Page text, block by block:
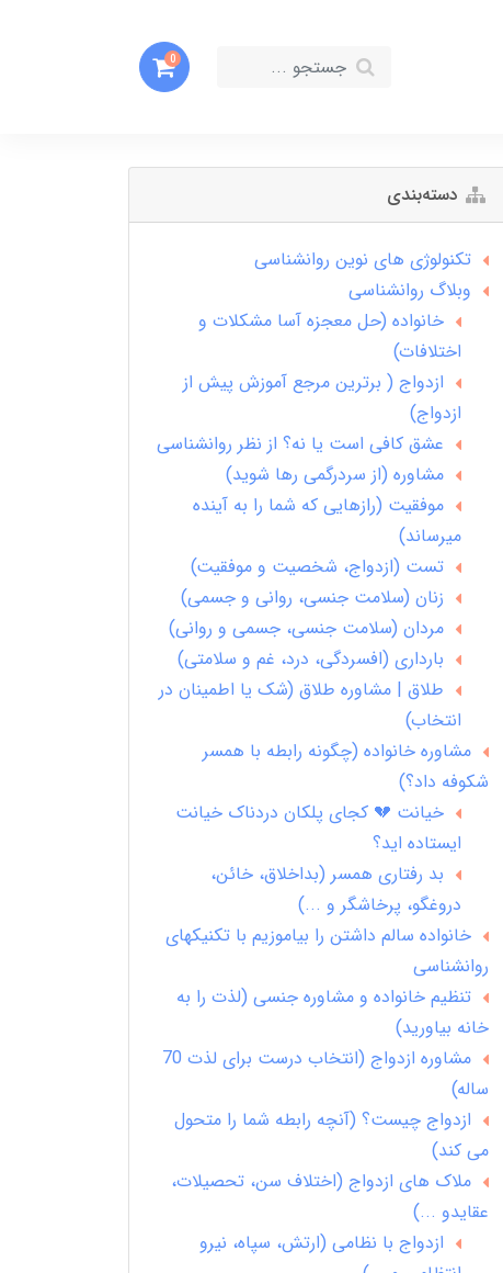
0
دسته‌بندی
تکنولوژی های نوین روانشناسی
وبلاگ روانشناسی
خانواده (حل معجزه آسا مشکلات و
اختلافات)
ازدواج ( برترین مرجع آموزش پیش از
ازدواج)
عشق کافی است یا نه؟ از نظر روانشناسی
مشاوره (از سردرگمی رها شوید)
موفقیت (رازهایی که شما را به آینده
میرساند)
تست (ازدواج، شخصیت و موفقیت)
زنان (سلامت جنسی، روانی و جسمی)
مردان (سلامت جنسی، جسمی و روانی)
بارداری (افسردگی، درد، غم و سلامتی)
طلاق | مشاوره طلاق (شک یا اطمینان در
انتخاب)
مشاوره خانواده (چگونه رابطه با همسر
شکوفه داد؟)
خیانت 💔 کجای پلکان دردناک خیانت
ایستاده اید؟
بد رفتاری همسر (بداخلاق، خائن،
دروغگو، پرخاشگر و ...)
خانواده سالم داشتن را بیاموزیم با تکنیکهای
روانشناسی
تنظیم خانواده و مشاوره جنسی (لذت را به
خانه بیاورید)
مشاوره ازدواج (انتخاب درست برای لذت 70
ساله)
ازدواج چیست؟ (آنچه رابطه شما را متحول
می کند)
ملاک های ازدواج (اختلاف سن، تحصیلات،
عقایدو ...)
ازدواج با نظامی (ارتش، سپاه، نیرو